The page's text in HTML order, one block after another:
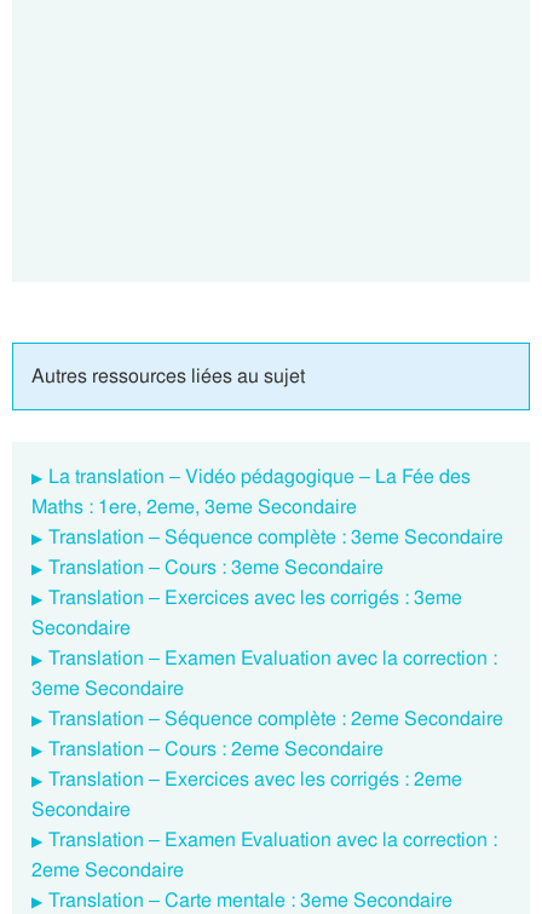
Autres ressources liées au sujet
La translation – Vidéo pédagogique – La Fée des
Maths : 1ere, 2eme, 3eme Secondaire
Translation – Séquence complète : 3eme Secondaire
Translation – Cours : 3eme Secondaire
Translation – Exercices avec les corrigés : 3eme
Secondaire
Translation – Examen Evaluation avec la correction :
3eme Secondaire
Translation – Séquence complète : 2eme Secondaire
Translation – Cours : 2eme Secondaire
Translation – Exercices avec les corrigés : 2eme
Secondaire
Translation – Examen Evaluation avec la correction :
2eme Secondaire
Translation – Carte mentale : 3eme Secondaire